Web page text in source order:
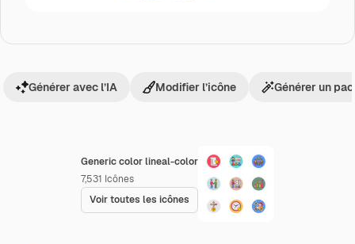
Generic color lineal-color
7,531 Icônes
Voir toutes les icônes
Générer avec l’IA Modifier l’icône Générer un